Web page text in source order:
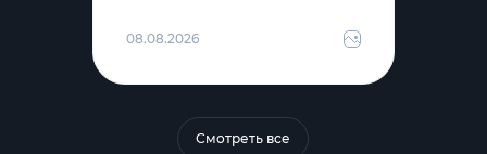
08.08.2026
Смотреть все